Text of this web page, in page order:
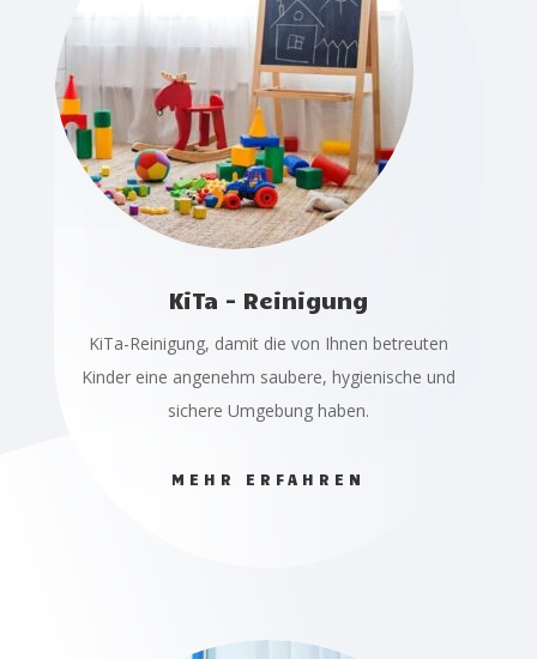
KiTa - Reinigung
KiTa-Reinigung, damit die von Ihnen betreuten
Kinder eine angenehm saubere, hygienische und
sichere Umgebung haben.
MEHR ERFAHREN